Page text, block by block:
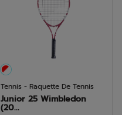
Tennis - Raquette De Tennis
Junior 25 Wimbledon
(20...